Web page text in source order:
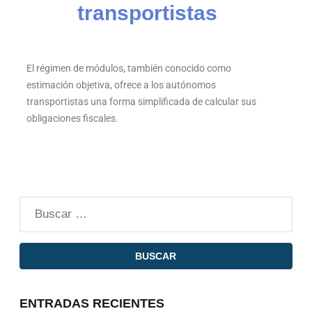
transportistas
El régimen de módulos, también conocido como
estimación objetiva, ofrece a los autónomos
transportistas una forma simplificada de calcular sus
obligaciones fiscales.
ENTRADAS RECIENTES